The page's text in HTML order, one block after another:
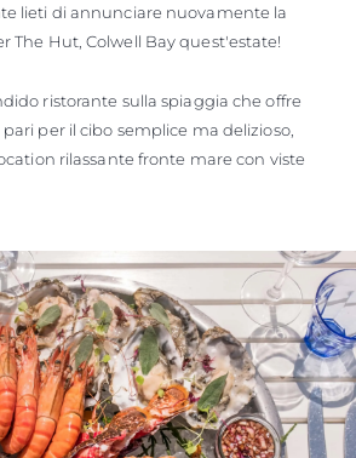
lieti di annunciare nuovamente la
The Hut, Colwell Bay quest'estate!
ristorante sulla spiaggia che offre
per il cibo semplice ma delizioso,
rilassante fronte mare con viste